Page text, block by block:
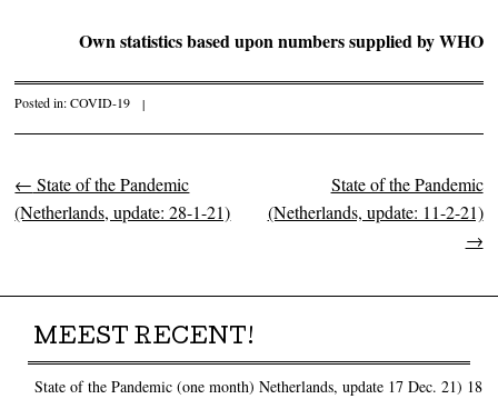
Own statistics based upon numbers supplied by WHO
Posted in:COVID-19 |
Post navigation
← State of the Pandemic
(Netherlands, update: 28-1-21)
State of the Pandemic
(Netherlands, update: 11-2-21)
→
MEEST RECENT!
State of the Pandemic (one month) Netherlands, update 17 Dec. 21) 18